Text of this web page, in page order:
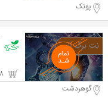
پونک
گوهردشت